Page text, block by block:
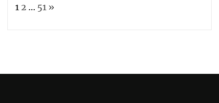
Page:
1 2 … 51 Next
»